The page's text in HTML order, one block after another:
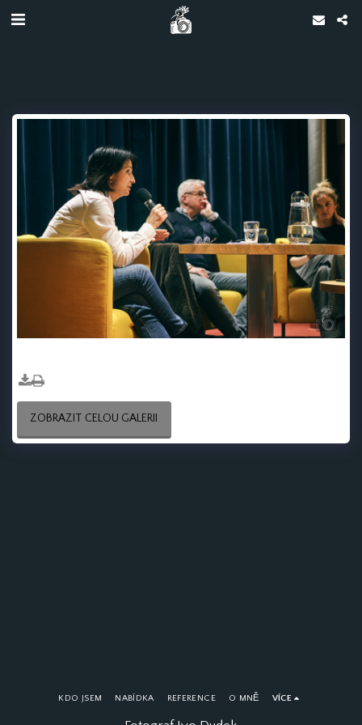
ZOBRAZIT CELOU GALERII
KDO JSEM NABÍDKA REFERENCE O MNĚ VÍCE